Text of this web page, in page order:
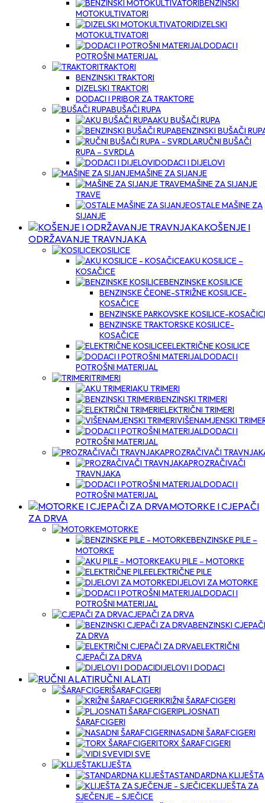
BENZINSKI
MOTOKULTIVATORI
DIZELSKI
MOTOKULTIVATORI
DODACI I
POTROŠNI MATERIJAL
TRAKTORI
BENZINSKI TRAKTORI
DIZELSKI TRAKTORI
DODACI I PRIBOR ZA TRAKTORE
BUŠAČI RUPA
AKU BUŠAČI RUPA
BENZINSKI BUŠAČI
RUČNI BUŠAČI
RUPA – SVRDLA
DODACI I DIJELOVI
MAŠINE ZA SIJANJE
MAŠINE ZA SIJANJE
TRAVE
OSTALE MAŠINE ZA
SIJANJE
KOŠENJE I
ODRŽAVANJE TRAVNJAKA
KOSILICE
AKU KOSILICE –
KOSAČICE
BENZINSKE KOSILICE
BENZINSKE ČEONE-STRIŽNE KOSILICE-
KOSAČICE
BENZINSKE PARKOVSKE KOSILICE-
BENZINSKE TRAKTORSKE KOSILICE-
KOSAČICE
ELEKTRIČNE KOSILICE
DODACI I
POTROŠNI MATERIJAL
TRIMERI
AKU TRIMERI
BENZINSKI TRIMERI
ELEKTRIČNI TRIMERI
VIŠENAMJENSKI
DODACI I
POTROŠNI MATERIJAL
PROZRAČIVAČI
PROZRAČIVAČI
TRAVNJAKA
DODACI I
POTROŠNI MATERIJAL
MOTORKE I CJEPAČI
ZA DRVA
MOTORKE
BENZINSKE PILE –
MOTORKE
AKU PILE – MOTORKE
ELEKTRIČNE PILE
DIJELOVI ZA MOTORKE
DODACI I
POTROŠNI MATERIJAL
CJEPAČI ZA DRVA
BENZINSKI CJEPAČI
ZA DRVA
ELEKTRIČNI
CJEPAČI ZA DRVA
DIJELOVI I DODACI
RUČNI ALATI
ŠARAFCIGERI
KRIŽNI ŠARAFCIGERI
PLJOSNATI
ŠARAFCIGERI
NASADNI ŠARAFCIGERI
TORX ŠARAFCIGERI
VIDI SVE
KLIJEŠTA
STANDARDNA KLIJEŠTA
KLIJEŠTA ZA
SJEČENJE – SJEČICE